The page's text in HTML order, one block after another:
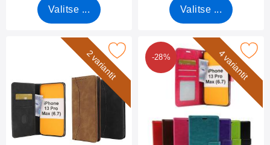
Valitse ... Valitse ...
2 variantit
fancy Standcase Wallet iPhone 13 Pro Max suosikiksi
4 variantit
-28%
Merkitse crazy Horse Lompakko